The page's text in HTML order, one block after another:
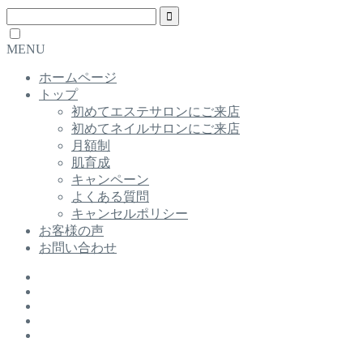
MENU
ホームページ
トップ
初めてエステサロンにご来店
初めてネイルサロンにご来店
月額制
肌育成
キャンペーン
よくある質問
キャンセルポリシー
お客様の声
お問い合わせ